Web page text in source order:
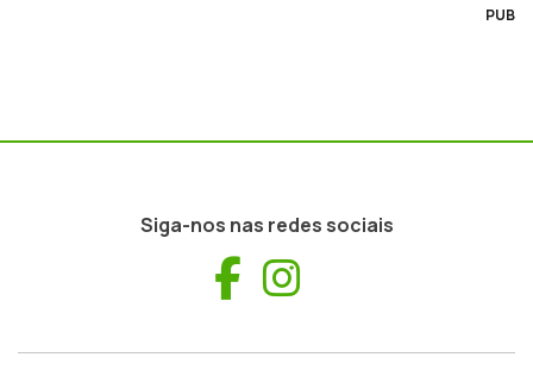
PUB
Siga-nos nas redes sociais
Facebook